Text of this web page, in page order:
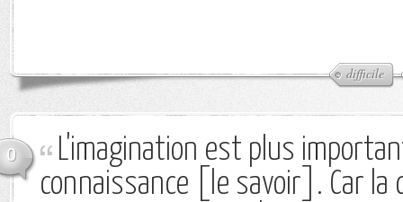
difficile
0
L'imagination est plus
connaissance [le savoir]. Car la